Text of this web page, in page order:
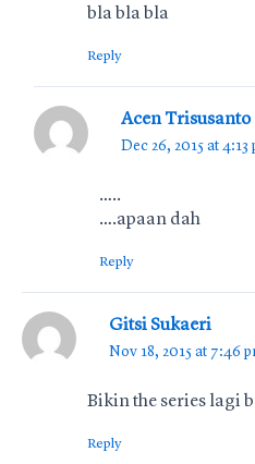
bla bla bla
Reply
Acen Trisusanto
Dec 26, 2015 at 4:13
…..
….apaan dah
Reply
Gitsi Sukaeri
Nov 18, 2015 at 7:46
Bikin the series lagi
Reply